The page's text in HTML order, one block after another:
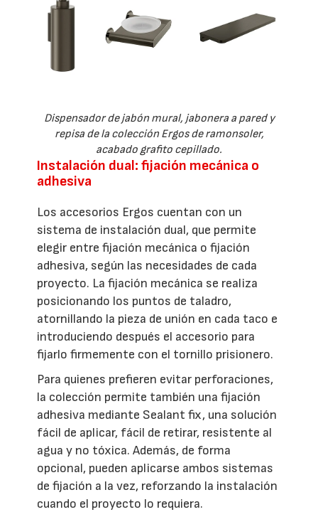
Dispensador de jabón mural, jabonera a pared y
repisa de la colección Ergos de ramonsoler,
acabado grafito cepillado.
Instalación dual: fijación mecánica o
adhesiva
Los accesorios Ergos cuentan con un
sistema de instalación dual, que permite
elegir entre fijación mecánica o fijación
adhesiva, según las necesidades de cada
proyecto. La fijación mecánica se realiza
posicionando los puntos de taladro,
atornillando la pieza de unión en cada taco e
introduciendo después el accesorio para
fijarlo firmemente con el tornillo prisionero.
Para quienes prefieren evitar perforaciones,
la colección permite también una fijación
adhesiva mediante Sealant fix, una solución
fácil de aplicar, fácil de retirar, resistente al
agua y no tóxica. Además, de forma
opcional, pueden aplicarse ambos sistemas
de fijación a la vez, reforzando la instalación
cuando el proyecto lo requiera.